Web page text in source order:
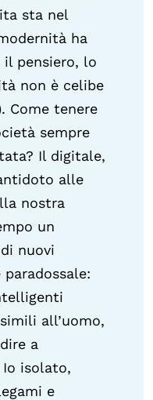
sta nel
ha
pensiero, lo
non è celibe
Come tenere
sempre
Il digitale,
alle
nostra
un
nuovi
all’uomo,
a
Io isolato,
e